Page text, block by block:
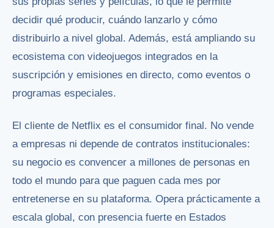
decidir qué producir, cuándo lanzarlo y cómo
distribuirlo a nivel global. Además, está ampliando su
ecosistema con videojuegos integrados en la
suscripción y emisiones en directo, como eventos o
programas especiales.
El cliente de Netflix es el consumidor final. No vende
a empresas ni depende de contratos institucionales:
su negocio es convencer a millones de personas en
todo el mundo para que paguen cada mes por
entretenerse en su plataforma. Opera prácticamente a
escala global, con presencia fuerte en Estados